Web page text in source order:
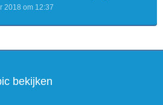
2018 om 12:37
bekijken